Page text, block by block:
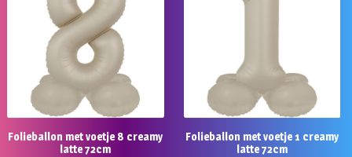
Folieballon met voetje 8 creamy
latte 72cm
Folieballon met voetje 1 creamy
latte 72cm